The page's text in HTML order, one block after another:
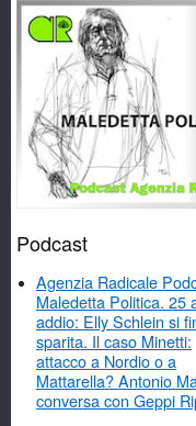
Podcast
Agenzia Radicale
Maledetta Politica. 25
addio: Elly Schlein si
sparita. Il caso Minetti:
attacco a Nordio o a
Mattarella? Antonio
conversa con Geppi